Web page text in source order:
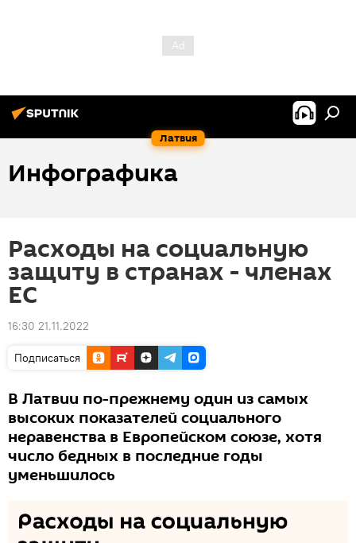
Латвия
Инфографика
Расходы на социальную
защиту в странах - членах
ЕС
16:30 21.11.2022
Подписаться
В Латвии по-прежнему один из самых
высоких показателей социального
неравенства в Европейском союзе, хотя
число бедных в последние годы
уменьшилось